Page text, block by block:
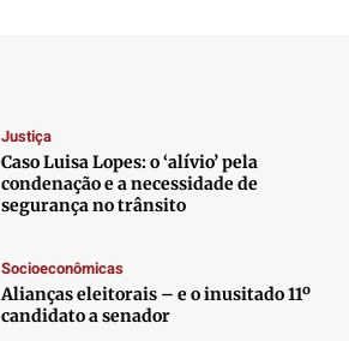
Justiça
Caso Luisa Lopes: o ‘alívio’ pela
condenação e a necessidade de
segurança no trânsito
Socioeconômicas
Alianças eleitorais – e o inusitado 11º
candidato a senador